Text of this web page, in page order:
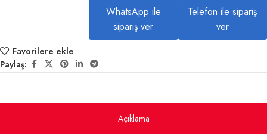
WhatsApp ile
sipariş ver
Telefon ile sipariş
ver
Favorilere ekle
Paylaş:
Açıklama